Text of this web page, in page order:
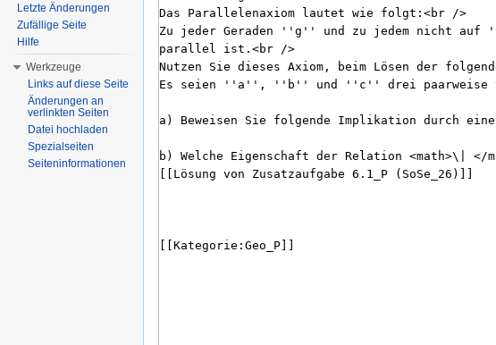
Letzte Änderungen
Zufällige Seite
Hilfe
Werkzeuge
Links auf diese Seite
Änderungen an
verlinkten Seiten
Datei hochladen
Spezialseiten
Seiteninformationen